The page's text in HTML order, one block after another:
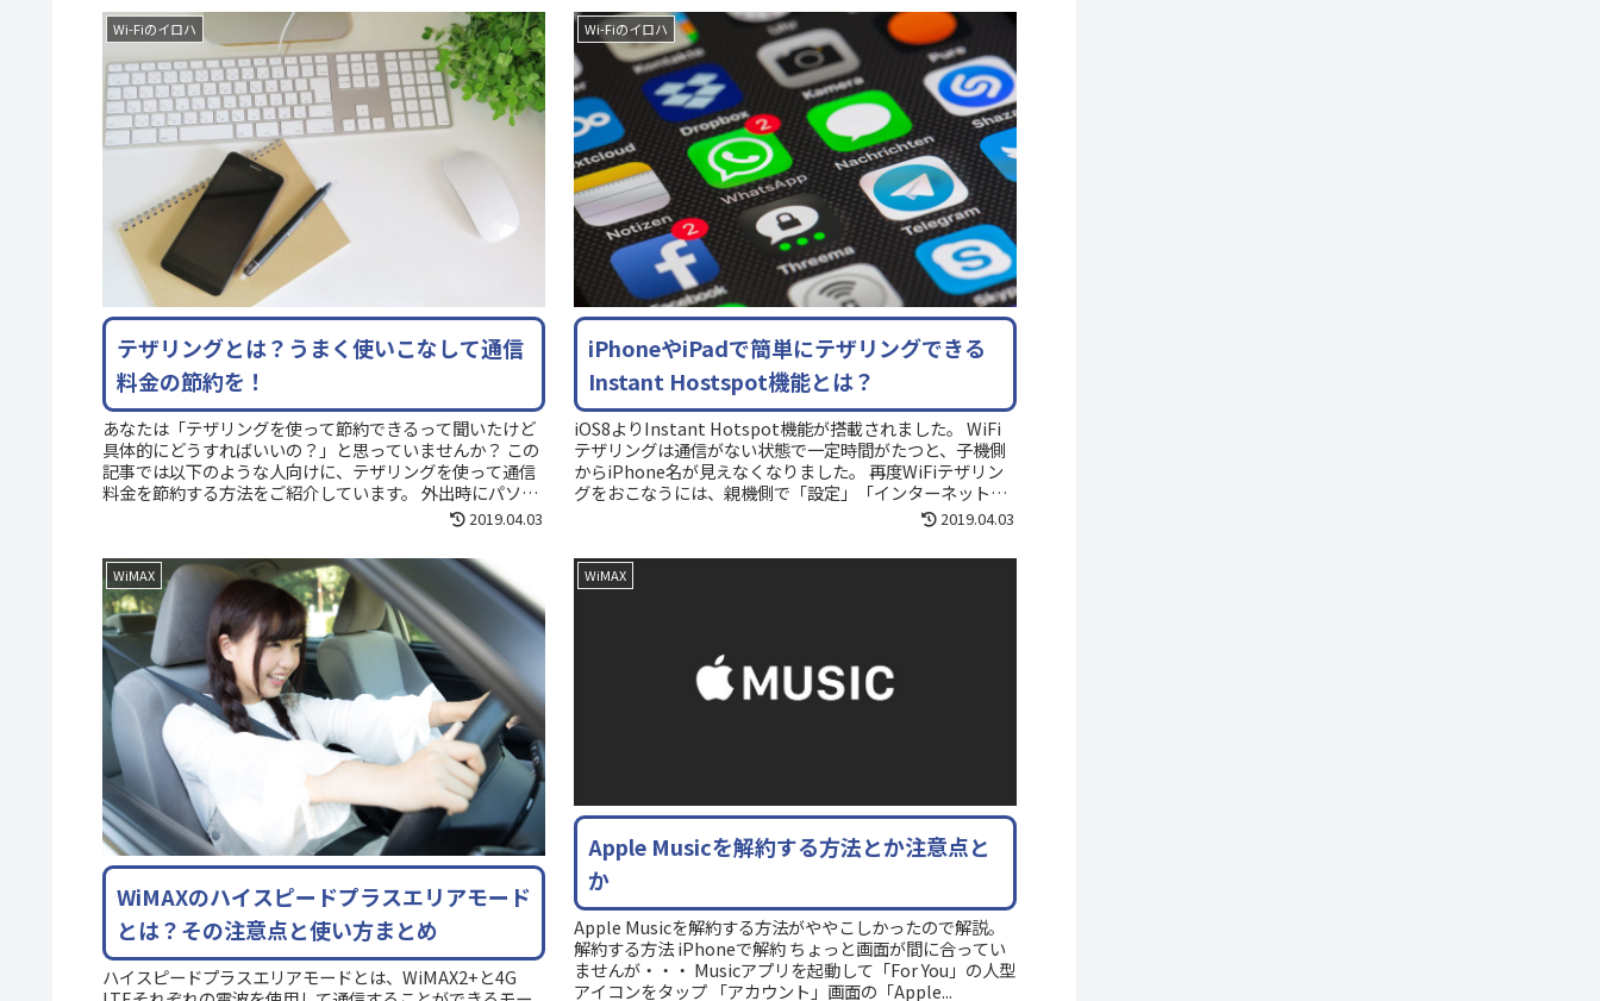
Wi-Fiのイロハ
テザリングとは？うまく使いこなして通信
料金の節約を！
あなたは「テザリングを使って節約できるって聞いたけど
具体的にどうすればいいの？」と思っていませんか？ この
記事では以下のような人向けに、テザリングを使って通信
料金を節約する方法をご紹介しています。 外出時にパソコ
2019.04.03
Wi-Fiのイロハ
iPhoneやiPadで簡単にテザリングできる
Instant Hostspot機能とは？
iOS8よりInstant Hotspot機能が搭載されました。 WiFi
テザリングは通信がない状態で一定時間がたつと、子機側
からiPhone名が見えなくなりました。 再度WiFiテザリン
グをおこなうには、親機側で「設定」「インターネット
2019.04.03
WiMAX
WiMAXのハイスピードプラスエリアモード
とは？その注意点と使い方まとめ
ハイスピードプラスエリアモードとは、WiMAX2+と4G
WiMAX
Apple Musicを解約する方法とか注意点と
か
Apple Musicを解約する方法がややこしかったので解説。
解約する方法 iPhoneで解約 ちょっと画面が間に合ってい
ませんが・・・ Musicアプリを起動して「For You」の人型
アイコンをタップ 「アカウント」画面の「Apple...